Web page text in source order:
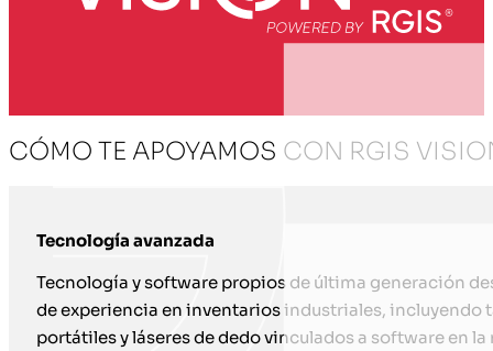
CÓMO TE APOYAMOS CON RGIS
Tecnología avanzada
Tecnología y software propios de última generación
de experiencia en inventarios industriales, incluyendo
portátiles y láseres de dedo vinculados a software en